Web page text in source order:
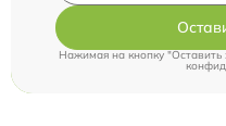
Нажимая на кнопку